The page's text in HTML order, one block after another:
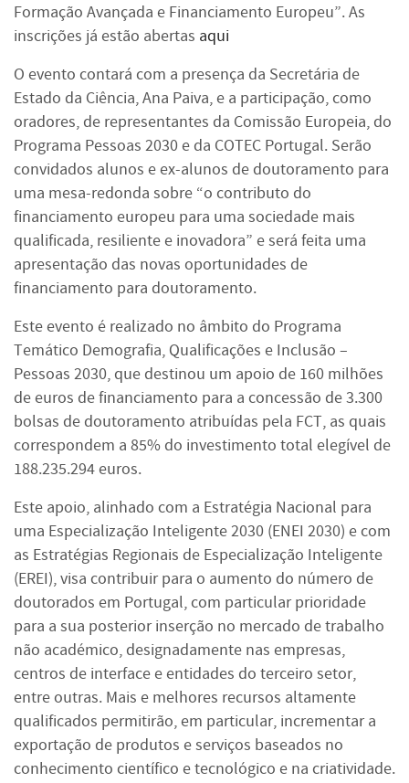
Formação Avançada e Financiamento Europeu”. As
inscrições já estão abertas aqui
O evento contará com a presença da Secretária de
Estado da Ciência, Ana Paiva, e a participação, como
oradores, de representantes da Comissão Europeia, do
Programa Pessoas 2030 e da COTEC Portugal. Serão
convidados alunos e ex-alunos de doutoramento para
uma mesa-redonda sobre “o contributo do
financiamento europeu para uma sociedade mais
qualificada, resiliente e inovadora” e será feita uma
apresentação das novas oportunidades de
financiamento para doutoramento.
Este evento é realizado no âmbito do Programa
Temático Demografia, Qualificações e Inclusão –
Pessoas 2030, que destinou um apoio de 160 milhões
de euros de financiamento para a concessão de 3.300
bolsas de doutoramento atribuídas pela FCT, as quais
correspondem a 85% do investimento total elegível de
188.235.294 euros.
Este apoio, alinhado com a Estratégia Nacional para
uma Especialização Inteligente 2030 (ENEI 2030) e com
as Estratégias Regionais de Especialização Inteligente
(EREI), visa contribuir para o aumento do número de
doutorados em Portugal, com particular prioridade
para a sua posterior inserção no mercado de trabalho
não académico, designadamente nas empresas,
centros de interface e entidades do terceiro setor,
entre outras. Mais e melhores recursos altamente
qualificados permitirão, em particular, incrementar a
exportação de produtos e serviços baseados no
conhecimento científico e tecnológico e na criatividade.